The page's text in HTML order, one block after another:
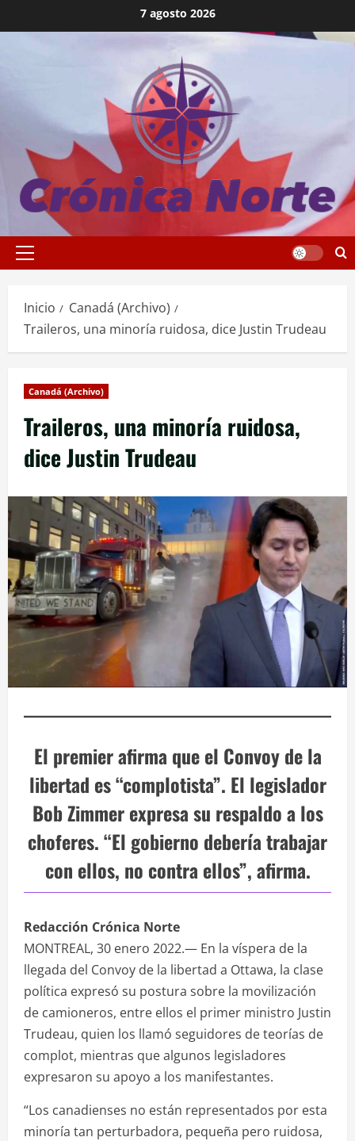
al
7 agosto 2026
Menú
Inicio
Canadá (Archivo)
Traileros, una minoría ruidosa, dice Justin Trudeau
Canadá (Archivo)
Traileros, una minoría ruidosa,
dice Justin Trudeau
El premier afirma que el Convoy de la
libertad es “complotista”. El legislador
Bob Zimmer expresa su respaldo a los
choferes. “El gobierno debería trabajar
con ellos, no contra ellos”, afirma.
Redacción Crónica Norte
MONTREAL, 30 enero 2022.— En la víspera de la
llegada del Convoy de la libertad a Ottawa, la clase
política expresó su postura sobre la movilización
de camioneros, entre ellos el primer ministro Justin
Trudeau, quien los llamó seguidores de teorías de
complot, mientras que algunos legisladores
expresaron su apoyo a los manifestantes.
“Los canadienses no están representados por esta
minoría tan perturbadora, pequeña pero ruidosa,